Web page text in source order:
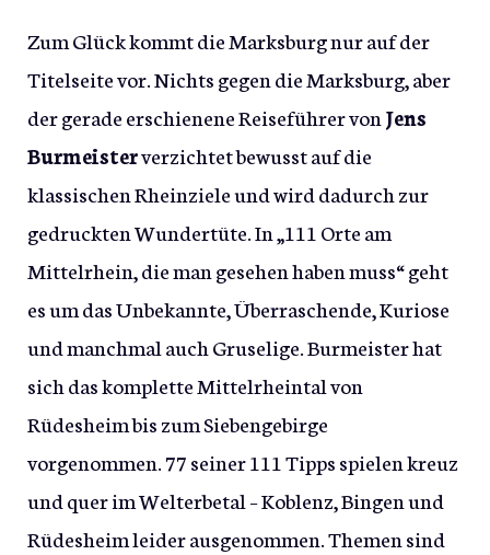
Zum Glück kommt die Marksburg nur auf der
Titelseite vor. Nichts gegen die Marksburg, aber
der gerade erschienene Reiseführer von Jens
Burmeisterverzichtet bewusst auf die
klassischen Rheinziele und wird dadurch zur
gedruckten Wundertüte. In „111 Orte am
Mittelrhein, die man gesehen haben muss“ geht
es um das Unbekannte, Überraschende, Kuriose
und manchmal auch Gruselige. Burmeister hat
sich das komplette Mittelrheintal von
Rüdesheim bis zum Siebengebirge
vorgenommen. 77 seiner 111 Tipps spielen kreuz
und quer im Welterbetal – Koblenz, Bingen und
Rüdesheim leider ausgenommen. Themen sind